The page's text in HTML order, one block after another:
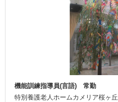
機能訓練指導員(言語) 常勤
特別養護老人ホームカメリア桜ヶ丘